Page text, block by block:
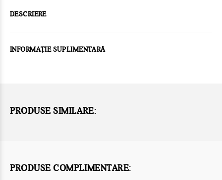
DESCRIERE
INFORMAȚIE SUPLIMENTARĂ
PRODUSE SIMILARE:
PRODUSE COMPLIMENTARE: